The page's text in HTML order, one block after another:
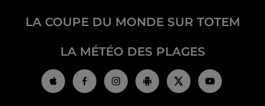
LA COUPE DU MONDE SUR TOTEM
LA MÉTÉO DES PLAGES